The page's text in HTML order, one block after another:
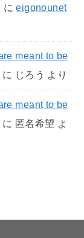
にeigonounet
meant to be
に じろう より
meant to be
に 匿名希望 よ